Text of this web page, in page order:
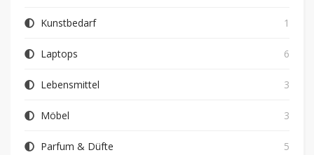
Kunstbedarf 1
Laptops 6
Lebensmittel 3
Möbel 3
Parfum & Düfte 5